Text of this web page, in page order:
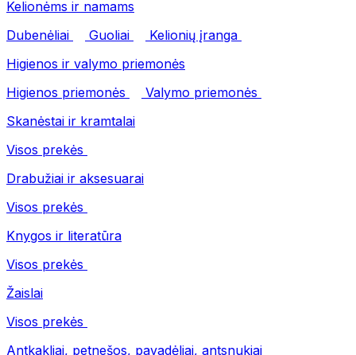
Kelionėms ir namams
Dubenėliai
Guoliai
Kelionių įranga
Higienos ir valymo priemonės
Higienos priemonės
Valymo priemonės
Skanėstai ir kramtalai
Visos prekės
Drabužiai ir aksesuarai
Visos prekės
Knygos ir literatūra
Visos prekės
Žaislai
Visos prekės
Antkakliai, petnešos, pavadėliai, antsnukiai